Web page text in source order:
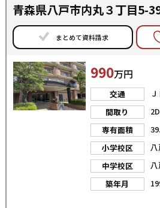
青森県八戸市内丸３丁目5-
まとめて資料請求
990万円
交通
間取り
専有面積
小学校区
中学校区
築年月